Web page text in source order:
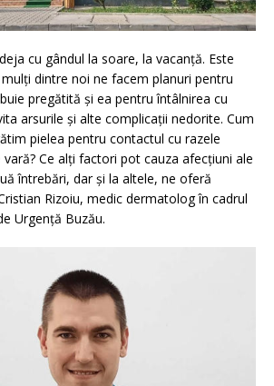
cu gândul la soare, la vacanţă. Este
dintre noi ne facem planuri pentru
pregătită şi ea pentru întâlnirea cu
arsurile şi alte complicaţii nedorite. Cum
pielea pentru contactul cu razele
Ce alți factori pot cauza afecțiuni ale
întrebări, dar și la altele, ne oferă
Rizoiu, medic dermatolog în cadrul
Urgență Buzău.